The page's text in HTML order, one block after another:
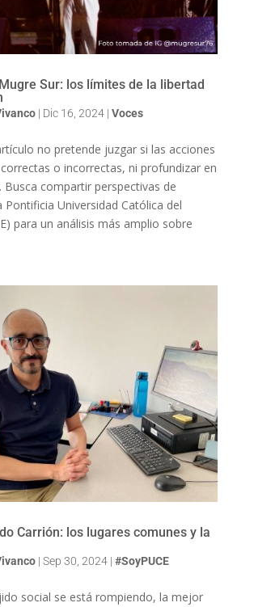
Sur: los límites de la libertad
| Dic 16, 2024| Voces
no pretende juzgar si las acciones
o incorrectas, ni profundizar en
Busca compartir perspectivas de
Pontificia Universidad Católica del
para un análisis más amplio sobre
Carrión: los lugares comunes y la
| Sep 30, 2024| #SoyPUCE
social se está rompiendo, la mejor